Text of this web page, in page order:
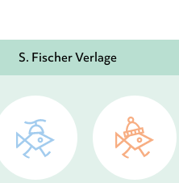
S. Fischer Verlage